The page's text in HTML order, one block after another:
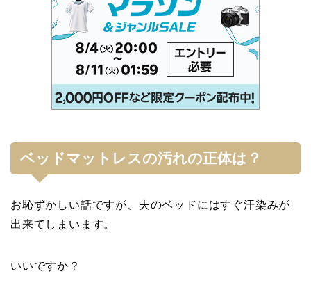
ベッドマットレスの汚れの正体は？
お恥ずかしい話ですが、夫のベッドにはすぐ汗染みが
出来てしまいます。
いいですか？